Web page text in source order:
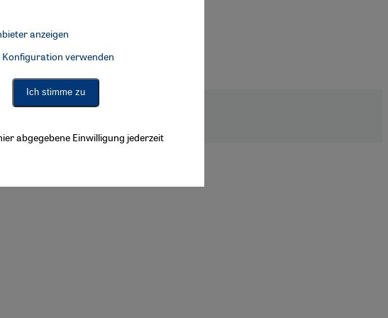
anzeigen
/ Facebook Connect, Google Maps Embed, Google Tag Manager, Instagram Embed,
verwenden
Ich stimme zu
abgegebene Einwilligung jederzeit